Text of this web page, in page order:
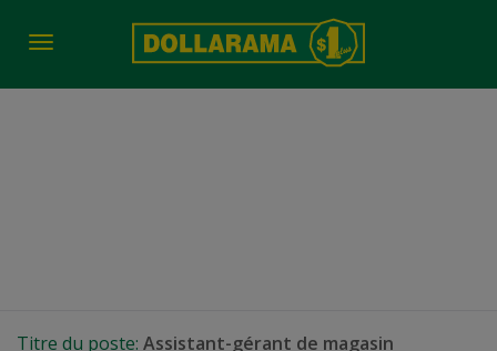
Toggle
Titre du poste: Assistant-gérant de magasin